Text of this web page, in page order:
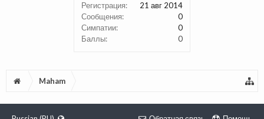
Регистрация:
21 авг 2014
Сообщения:
0
Симпатии:
0
Баллы:
0
Maham